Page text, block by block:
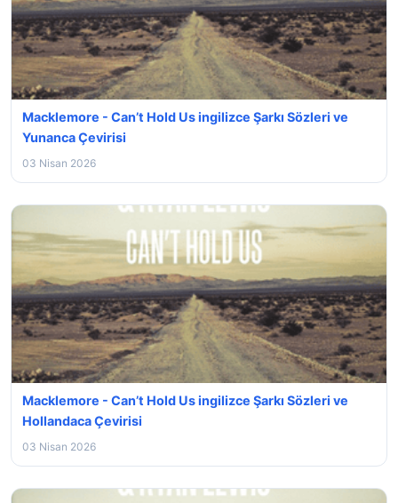
Macklemore - Can’t Hold Us ingilizce Şarkı Sözleri ve
Yunanca Çevirisi
03 Nisan 2026
Macklemore - Can’t Hold Us ingilizce Şarkı Sözleri ve
Hollandaca Çevirisi
03 Nisan 2026